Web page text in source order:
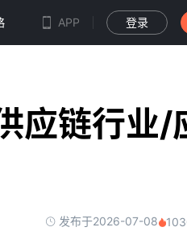
APP 登录
应链行业/
发布于2026-07-08